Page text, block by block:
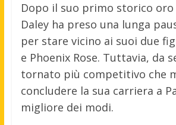
Dopo il suo primo storico oro
Daley ha preso una lunga
per stare vicino ai suoi due
e Phoenix Rose. Tuttavia, da
tornato più competitivo che
concludere la sua carriera a
migliore dei modi.